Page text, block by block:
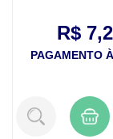
R$
PAGAMENTO